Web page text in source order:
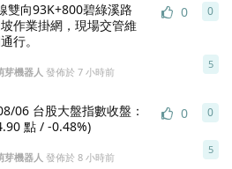
雙向93K+800碧綠溪路
作業掛網，現場交管維
行。
0
芽機器人 發佈於 7 小時前
5
0
06 台股大盤指數收盤：
點 / -0.48%)
0
芽機器人 發佈於 8 小時前
5
0